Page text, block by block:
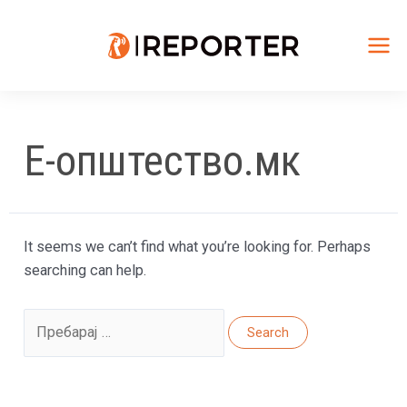
Е-општество.мк
It seems we can’t find what you’re looking for. Perhaps
searching can help.